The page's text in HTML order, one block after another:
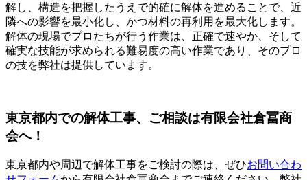
解し、構造を把握したうえで的確に解体を進めることで、近
隣への影響を最小化し、かつ材料の再利用を最大化します。
解体の現場でプロたちが行う作業は、正確で速やか、そして
確実な技能が求められる難易度の高い作業であり、そのプロ
の技を弊社は提供しています。
東京都内での解体工事、ご相談は有限会社倉冨商
会へ！
東京都内や周辺で解体工事をご検討の際は、ぜひお問い合わ